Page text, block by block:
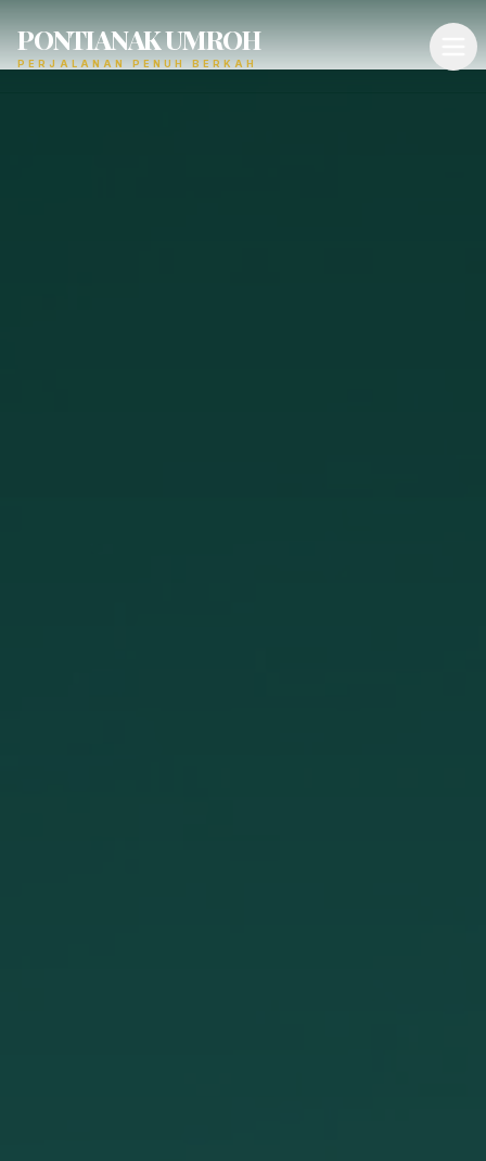
PONTIANAK UMROH
PERJALANAN PENUH BERKAH